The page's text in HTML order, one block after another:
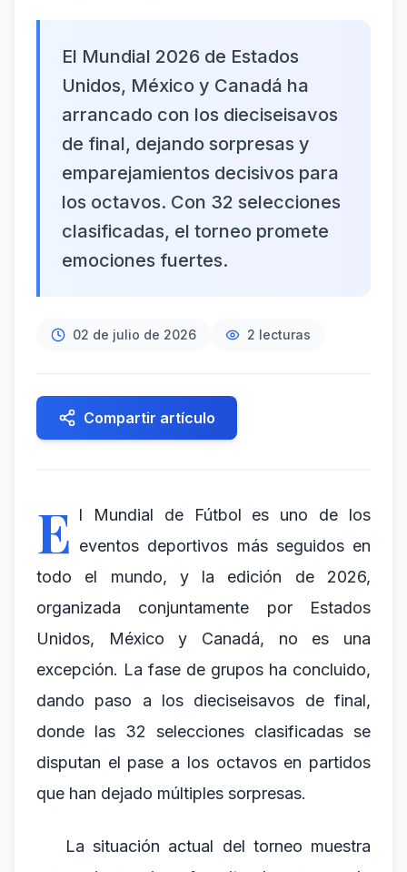
El Mundial 2026 de Estados
Unidos, México y Canadá ha
arrancado con los dieciseisavos
de final, dejando sorpresas y
emparejamientos decisivos para
los octavos. Con 32 selecciones
clasificadas, el torneo promete
emociones fuertes.
02 de julio de 2026 2 lecturas
Compartir artículo
E l Mundial de Fútbol es uno de los
eventos deportivos más seguidos en
todo el mundo, y la edición de 2026,
organizada conjuntamente por Estados
Unidos, México y Canadá, no es una
excepción. La fase de grupos ha concluido,
dando paso a los dieciseisavos de final,
donde las 32 selecciones clasificadas se
disputan el pase a los octavos en partidos
que han dejado múltiples sorpresas.
La situación actual del torneo muestra